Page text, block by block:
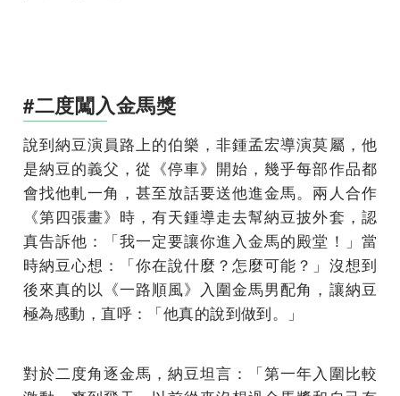
#二度闖入金馬獎
說到納豆演員路上的伯樂，非鍾孟宏導演莫屬，他
是納豆的義父，從《停車》開始，幾乎每部作品都
會找他軋一角，甚至放話要送他進金馬。兩人合作
《第四張畫》時，有天鍾導走去幫納豆披外套，認
真告訴他：「我一定要讓你進入金馬的殿堂！」當
時納豆心想：「你在說什麼？怎麼可能？」沒想到
後來真的以《一路順風》入圍金馬男配角，讓納豆
極為感動，直呼：「他真的說到做到。」
對於二度角逐金馬，納豆坦言：「第一年入圍比較